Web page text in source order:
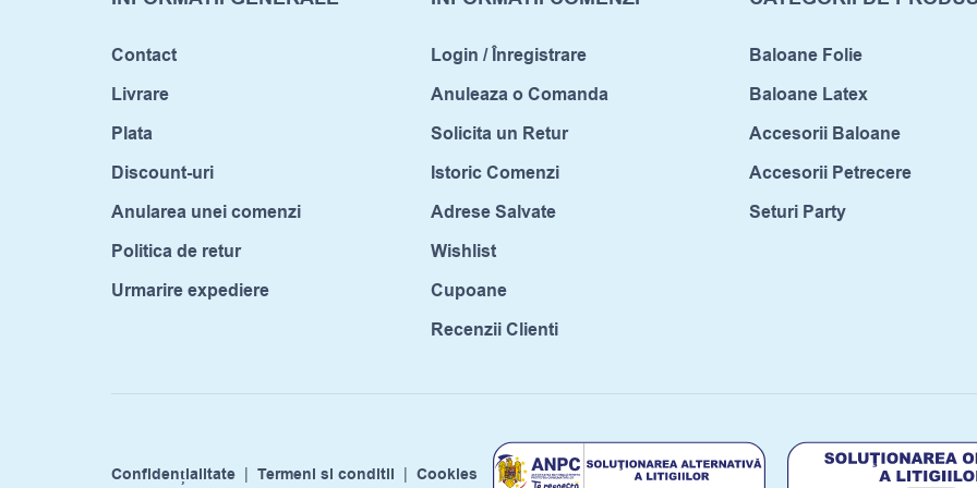
Contact
Livrare
Plata
Discount-uri
Anularea unei comenzi
Politica de retur
Urmarire expediere
Login / Înregistrare
Anuleaza o Comanda
Solicita un Retur
Istoric Comenzi
Adrese Salvate
Wishlist
Cupoane
Recenzii Clienti
Baloane Folie
Baloane Latex
Accesorii Baloane
Accesorii Petrecere
Seturi Party
Confidențialitate | Termeni si conditii | Cookies